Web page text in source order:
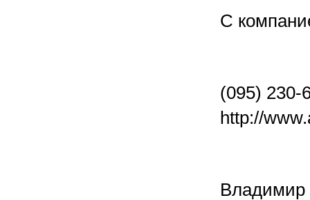
С
(095) 230-
http://